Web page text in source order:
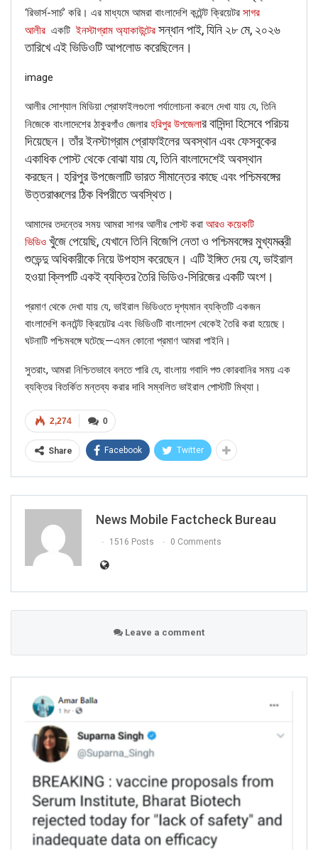
FAKE NEWS BUSTER
Email
Phone
Picture/video
Picture/video url
Click herefor Latest News
updates and viral videos on our
AI-powered smart
‘রিভার্স-সার্চ’ করি। এর মাধ্যমে আমরা বাংলাদেশি কন্টেন্ট ক্রিয়েটর সাগর
আলীর একটি ইনস্টাগ্রাম অ্যাকাউন্টের সন্ধান পাই, যিনি ২৮ মে, ২০২৬
তারিখে এই ভিডিওটি আপলোড করেছিলেন।
image
আলীর সোশ্যাল মিডিয়া প্রোফাইলগুলো পর্যালোচনা করলে দেখা যায় যে, তিনি
নিজেকে বাংলাদেশের ঠাকুরগাঁও জেলার হরিপুর উপজেলার বাসিন্দা হিসেবে পরিচয়
দিয়েছেন। তাঁর ইনস্টাগ্রাম প্রোফাইলের অবস্থান এবং ফেসবুকের
একাধিক পোস্ট থেকে বোঝা যায় যে, তিনি বাংলাদেশেই অবস্থান
করছেন। হরিপুর উপজেলাটি ভারত সীমান্তের কাছে এবং পশ্চিমবঙ্গের
উত্তরাঞ্চলের ঠিক বিপরীতে অবস্থিত।
আমাদের তদন্তের সময় আমরা সাগর আলীর পোস্ট করা আরও কয়েকটি
ভিডিও খুঁজে পেয়েছি, যেখানে তিনি বিজেপি নেতা ও পশ্চিমবঙ্গের মুখ্যমন্ত্রী
শুভেন্দু অধিকারীকে নিয়ে উপহাস করেছেন। এটি ইঙ্গিত দেয় যে, ভাইরাল
হওয়া ক্লিপটি একই ব্যক্তির তৈরি ভিডিও-সিরিজের একটি অংশ।
প্রমাণ থেকে দেখা যায় যে, ভাইরাল ভিডিওতে দৃশ্যমান ব্যক্তিটি একজন
বাংলাদেশি কনটেন্ট ক্রিয়েটর এবং ভিডিওটি বাংলাদেশ থেকেই তৈরি করা হয়েছে।
ঘটনাটি পশ্চিমবঙ্গে ঘটেছে—এমন কোনো প্রমাণ আমরা পাইনি।
সুতরাং, আমরা নিশ্চিতভাবে বলতে পারি যে, বাংলায় গবাদি পশু কোরবানির সময় এক
ব্যক্তির বিতর্কিত মন্তব্য করার দাবি সম্বলিত ভাইরাল পোস্টটি মিথ্যা।
0
2,274
Share Facebook Twitter
News Mobile Factcheck Bureau
1516 Posts 0 Comments
Leave a comment